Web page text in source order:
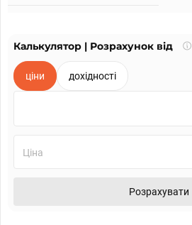
Калькулятор | Розрахунок від
Що
ціни дохідності
Ціна
Розрахувати